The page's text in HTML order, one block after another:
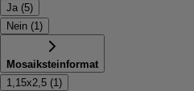
Ja (5)
Nein (1)
Mosaiksteinformat
1,15x2,5 (1)